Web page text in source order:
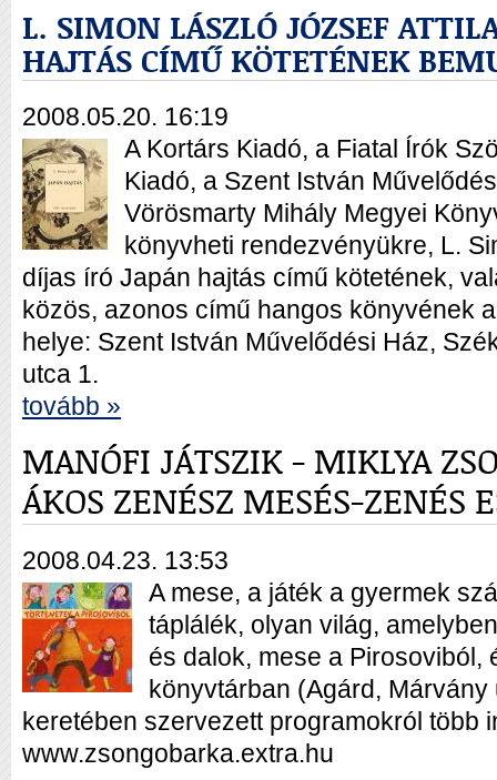
L. SIMON LÁSZLÓ JÓZSEF
HAJTÁS CÍMŰ KÖTETÉNEK
2008.05.20. 16:19
A Kortárs Kiadó, a Fiatal Írók
Kiadó, a Szent István
Vörösmarty Mihály Megyei
könyvheti rendezvényükre, L.
díjas író Japán hajtás című kötetének,
közös, azonos című hangos könyvének
helye: Szent István Művelődési Ház,
utca 1.
tovább »
MANÓFI JÁTSZIK - MIKLYA
ÁKOS ZENÉSZ MESÉS-ZENÉS
2008.04.23. 13:53
A mese, a játék a gyermek
táplálék, olyan világ,
és dalok, mese a Pirosoviból,
könyvtárban (Agárd, Márvány
keretében szervezett programokról több
www.zsongobarka.extra.hu